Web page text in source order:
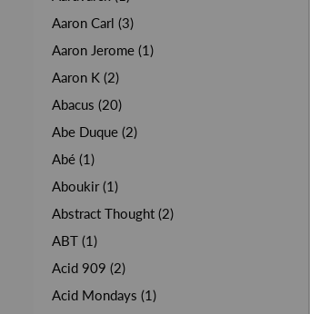
Aaron Carl (3)
Aaron Jerome (1)
Aaron K (2)
Abacus (20)
Abe Duque (2)
Abé (1)
Aboukir (1)
Abstract Thought (2)
ABT (1)
Acid 909 (2)
Acid Mondays (1)